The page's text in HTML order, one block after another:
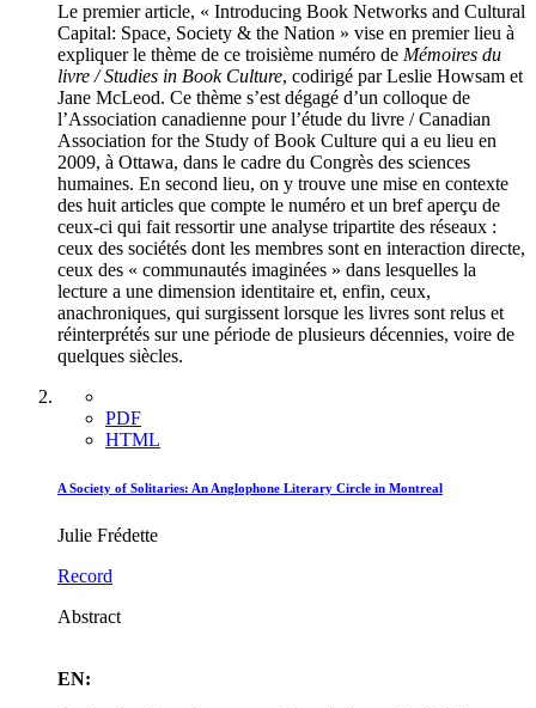
Le premier article, « Introducing Book Networks and Cultural
Capital: Space, Society & the Nation » vise en premier lieu à
expliquer le thème de ce troisième numéro de Mémoires du
livre / Studies in Book Culture, codirigé par Leslie Howsam et
Jane McLeod. Ce thème s’est dégagé d’un colloque de
l’Association canadienne pour l’étude du livre / Canadian
Association for the Study of Book Culture qui a eu lieu en
2009, à Ottawa, dans le cadre du Congrès des sciences
humaines. En second lieu, on y trouve une mise en contexte
des huit articles que compte le numéro et un bref aperçu de
ceux-ci qui fait ressortir une analyse tripartite des réseaux :
ceux des sociétés dont les membres sont en interaction directe,
ceux des « communautés imaginées » dans lesquelles la
lecture a une dimension identitaire et, enfin, ceux,
anachroniques, qui surgissent lorsque les livres sont relus et
réinterprétés sur une période de plusieurs décennies, voire de
quelques siècles.
PDF
HTML
A Society of Solitaries: An Anglophone Literary Circle in Montreal
Julie Frédette
Record
Abstract
EN: